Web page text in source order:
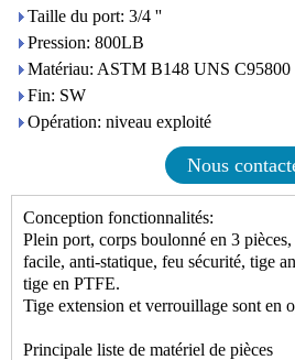
Taille du port: 3/4 ''
Pression: 800LB
Matériau: ASTM B148 UNS C95800
Fin: SW
Opération: niveau exploité
Nous
Conception fonctionnalités:
Plein port, corps boulonné en 3
facile, anti-statique, feu sécurité, tige
tige en PTFE.
Tige extension et verrouillage sont en
Principale liste de matériel de pièces